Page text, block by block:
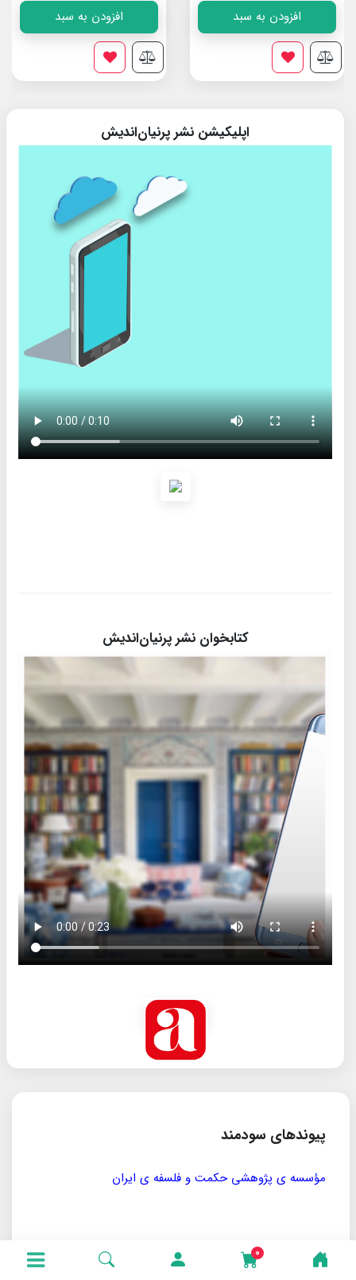
0
افزودن به سبد افزودن به سبد
اپلیکیشن نشر پرنیان‌اندیش
کتابخوان نشر پرنیان‌اندیش
پیوندهای سودمند
مؤسسه ی پژوهشی حکمت و فلسفه ی ایران